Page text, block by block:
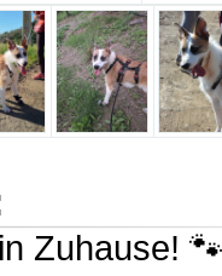
Zuhause!